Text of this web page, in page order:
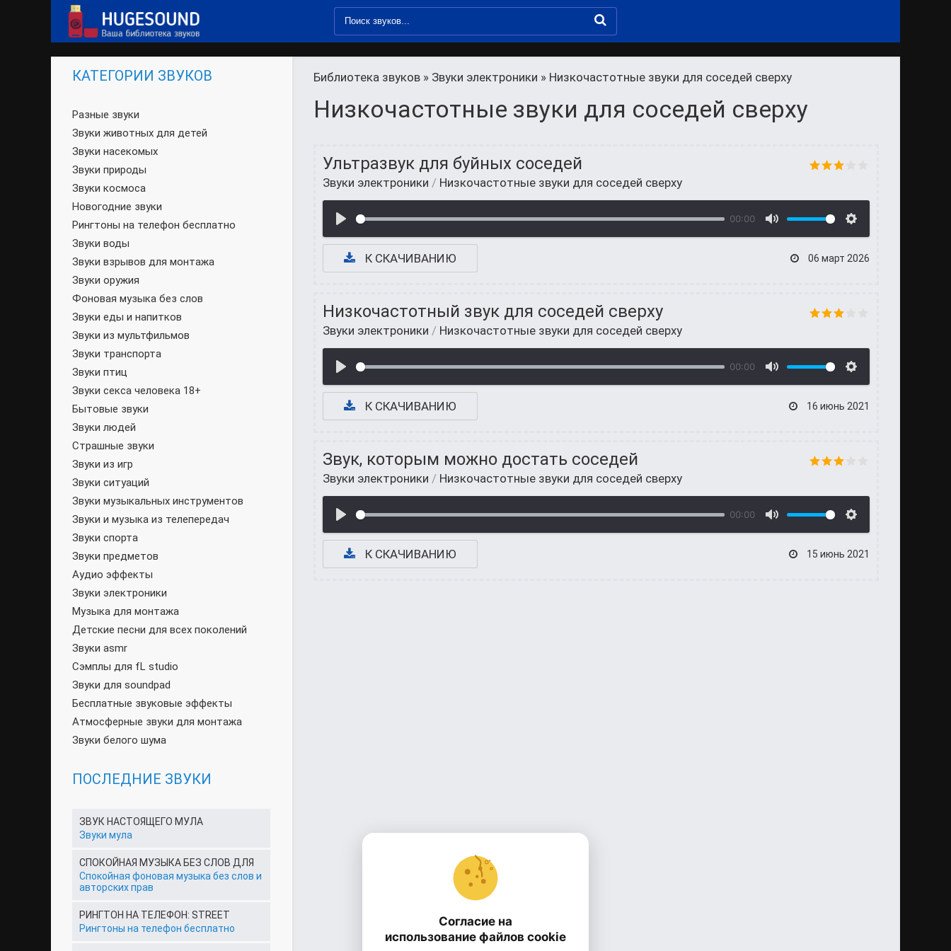
Библиотека звуков » Звуки электроники » Низкочастотные звуки для соседей сверху
Низкочастотные звуки для соседей сверху
Ультразвук для буйных соседей
Звуки электроники / Низкочастотные звуки для соседей сверху
00:00
К СКАЧИВАНИЮ 06 март 2026
Низкочастотный звук для соседей сверху
Звуки электроники / Низкочастотные звуки для соседей сверху
00:00
К СКАЧИВАНИЮ 16 июнь 2021
Звук, которым можно достать соседей
Звуки электроники / Низкочастотные звуки для соседей сверху
00:00
К СКАЧИВАНИЮ 15 июнь 2021
КАТЕГОРИИ ЗВУКОВ
Разные звуки
Звуки животных для детей
Звуки насекомых
Звуки природы
Звуки космоса
Новогодние звуки
Рингтоны на телефон бесплатно
Звуки воды
Звуки взрывов для монтажа
Звуки оружия
Фоновая музыка без слов
Звуки еды и напитков
Звуки из мультфильмов
Звуки транспорта
Звуки птиц
Звуки секса человека 18+
Бытовые звуки
Звуки людей
Страшные звуки
Звуки из игр
Звуки ситуаций
Звуки музыкальных инструментов
Звуки и музыка из телепередач
Звуки спорта
Звуки предметов
Аудио эффекты
Звуки электроники
Музыка для монтажа
Детские песни для всех поколений
Звуки asmr
Сэмплы для fL studio
Звуки для soundpad
Бесплатные звуковые эффекты
Атмосферные звуки для монтажа
Звуки белого шума
ПОСЛЕДНИЕ ЗВУКИ
ЗВУК НАСТОЯЩЕГО МУЛА
Звуки мула
СПОКОЙНАЯ МУЗЫКА БЕЗ СЛОВ ДЛЯ
Спокойная фоновая музыка без слов и
авторских прав
РИНГТОН НА ТЕЛЕФОН: STREET
Рингтоны на телефон бесплатно
Согласие на
использование файлов cookie